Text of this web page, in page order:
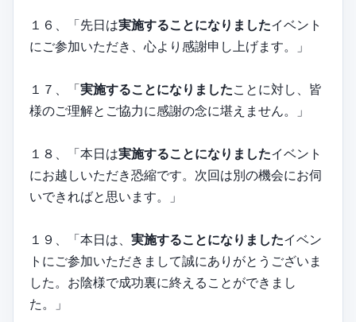
１６、「先日は実施することになりましたイベント
にご参加いただき、心より感謝申し上げます。」
１７、「実施することになりましたことに対し、皆
様のご理解とご協力に感謝の念に堪えません。」
１８、「本日は実施することになりましたイベント
にお越しいただき恐縮です。次回は別の機会にお伺
いできればと思います。」
１９、「本日は、 実施することになりましたイベン
トにご参加いただきまして誠にありがとうございま
した。お陰様で成功裏に終えることができまし
た。」